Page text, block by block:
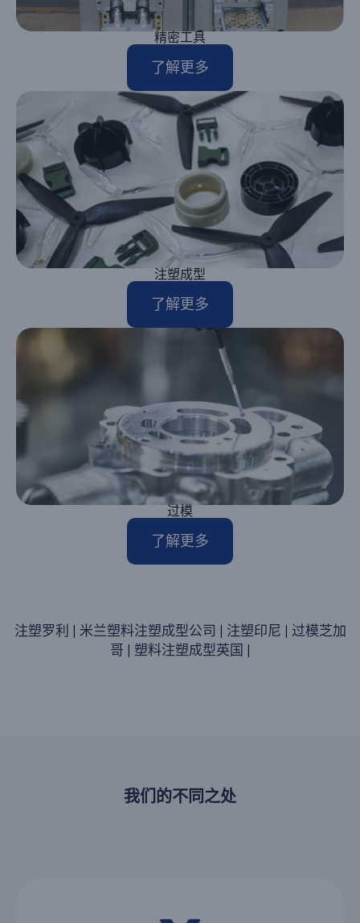
精密工具
了解更多
注塑成型
了解更多
过模
了解更多
注塑罗利 米兰塑料注塑成型公司 注塑印尼
过模芝加
哥
塑料注塑成型英国
我们的不同之处